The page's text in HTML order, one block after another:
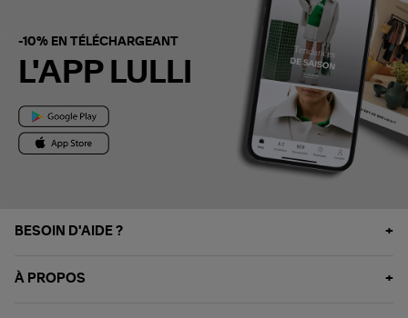
-10% EN TÉLÉCHARGEANT
L'APP LULLI
BESOIN D'AIDE ?
À PROPOS